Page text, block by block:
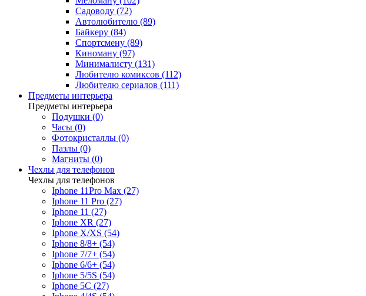
Садоводу (72)
Автолюбителю (89)
Байкеру (84)
Спортсмену (89)
Киноману (97)
Минималисту (131)
Любителю комиксов (112)
Любителю сериалов (111)
Предметы интерьера
Предметы интерьера
Подушки (0)
Часы (0)
Фотокристаллы (0)
Пазлы (0)
Магниты (0)
Чехлы для телефонов
Чехлы для телефонов
Iphone 11Pro Max (27)
Iphone 11 Pro (27)
Iphone 11 (27)
Iphone XR (27)
Iphone X/XS (54)
Iphone 8/8+ (54)
Iphone 7/7+ (54)
Iphone 6/6+ (54)
Iphone 5/5S (54)
Iphone 5C (27)